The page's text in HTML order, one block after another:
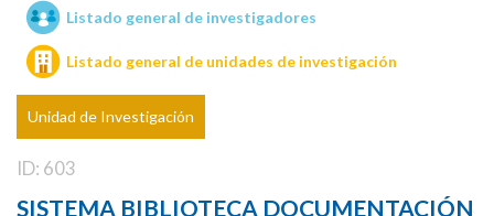
Unidades de investigación
Listado general de investigadores
Listado general de unidades de investigación
Unidad de Investigación
ID: 603
SISTEMA BIBLIOTECA DOCUMENTACIÓN